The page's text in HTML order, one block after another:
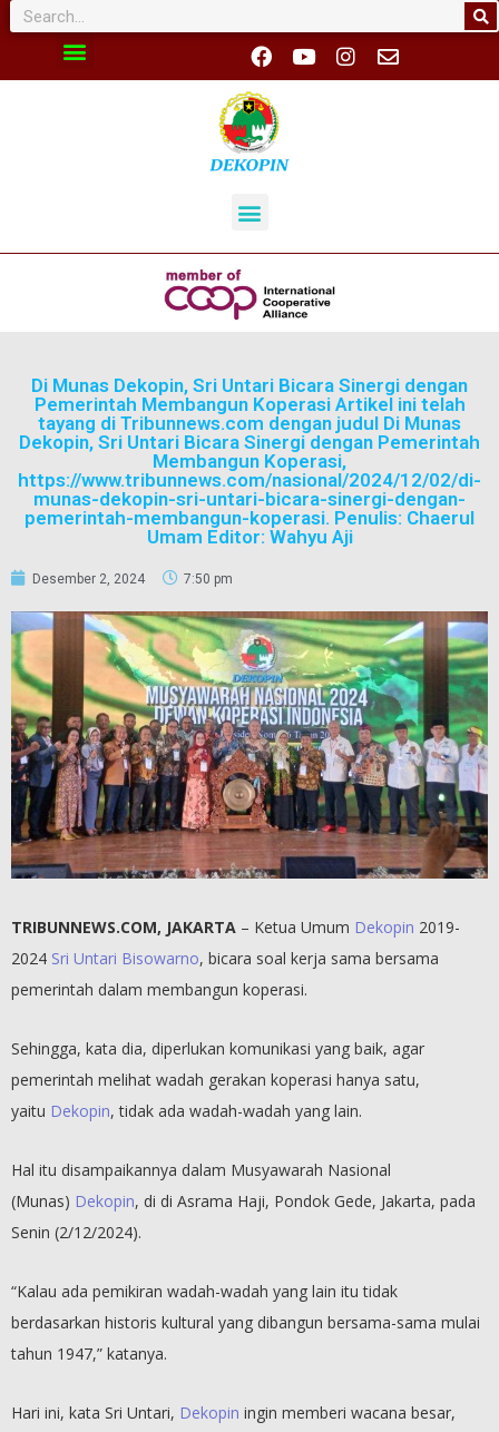
Di Munas Dekopin, Sri Untari Bicara Sinergi dengan
Pemerintah Membangun Koperasi Artikel ini telah
tayang di Tribunnews.com dengan judul Di Munas
Dekopin, Sri Untari Bicara Sinergi dengan Pemerintah
Membangun Koperasi,
https://www.tribunnews.com/nasional/2024/12/02/di-
munas-dekopin-sri-untari-bicara-sinergi-dengan-
pemerintah-membangun-koperasi. Penulis: Chaerul
Umam Editor: Wahyu Aji
Desember 2, 2024 7:50 pm
TRIBUNNEWS.COM, JAKARTA – Ketua Umum Dekopin 2019-
2024 Sri Untari Bisowarno, bicara soal kerja sama bersama
pemerintah dalam membangun koperasi.
Sehingga, kata dia, diperlukan komunikasi yang baik, agar
pemerintah melihat wadah gerakan koperasi hanya satu,
yaitu Dekopin, tidak ada wadah-wadah yang lain.
Hal itu disampaikannya dalam Musyawarah Nasional
(Munas) Dekopin, di di Asrama Haji, Pondok Gede, Jakarta, pada
Senin (2/12/2024).
“Kalau ada pemikiran wadah-wadah yang lain itu tidak
berdasarkan historis kultural yang dibangun bersama-sama mulai
tahun 1947,” katanya.
Hari ini, kata Sri Untari, Dekopin ingin memberi wacana besar,